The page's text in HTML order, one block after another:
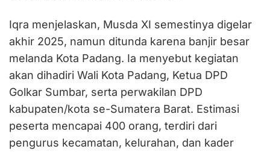
Iqra menjelaskan, Musda XI semestinya digelar
akhir 2025, namun ditunda karena banjir besar
melanda Kota Padang. Ia menyebut kegiatan
akan dihadiri Wali Kota Padang, Ketua DPD
Golkar Sumbar, serta perwakilan DPD
kabupaten/kota se-Sumatera Barat. Estimasi
peserta mencapai 400 orang, terdiri dari
pengurus kecamatan, kelurahan, dan kader